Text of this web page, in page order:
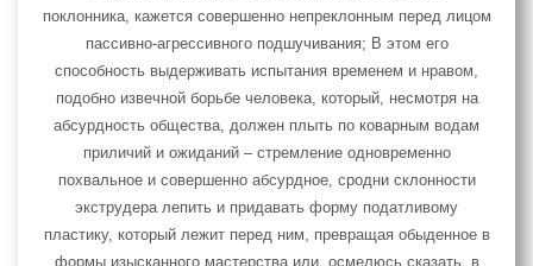
поклонника, кажется совершенно непреклонным перед лицом
пассивно-агрессивного подшучивания; В этом его
способность выдерживать испытания временем и нравом,
подобно извечной борьбе человека, который, несмотря на
абсурдность общества, должен плыть по коварным водам
приличий и ожиданий – стремление одновременно
похвальное и совершенно абсурдное, сродни склонности
экструдера лепить и придавать форму податливому
пластику, который лежит перед ним, превращая обыденное в